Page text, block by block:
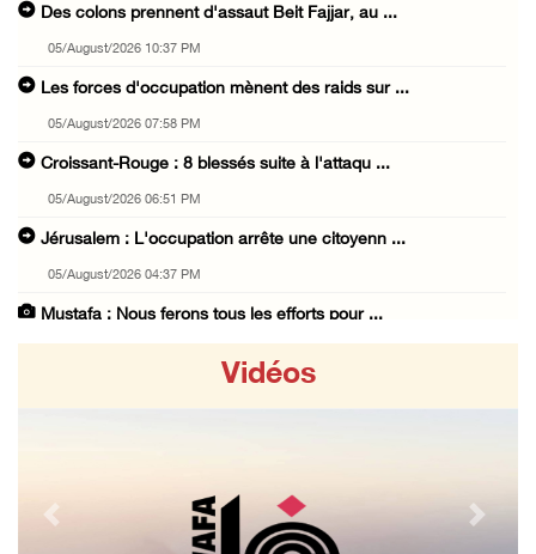
Des colons prennent d'assaut Beit Fajjar, au ...
05/August/2026 10:37 PM
Les forces d'occupation mènent des raids sur ...
05/August/2026 07:58 PM
Croissant-Rouge : 8 blessés suite à l'attaqu ...
05/August/2026 06:51 PM
Jérusalem : L'occupation arrête une citoyenn ...
05/August/2026 04:37 PM
Mustafa : Nous ferons tous les efforts pour ...
05/August/2026 03:11 PM
L'occupation arrête neuf jeunes lors de raid ...
Vidéos
Previous Next